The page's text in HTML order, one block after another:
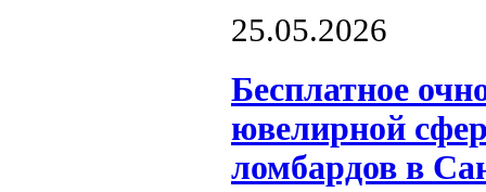
25.05.2026
Бесплатное
ювелирной
ломбардов в